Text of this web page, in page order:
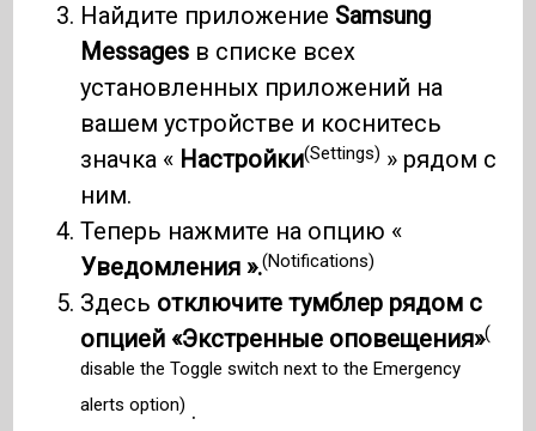
Найдите приложение Samsung
Messages в списке всех
установленных приложений на
вашем устройстве и коснитесь
значка « Настройки(Settings) » рядом с
ним.
Теперь нажмите на опцию «
Уведомления ».(Notifications)
Здесь отключите тумблер рядом с
опцией «Экстренные оповещения»(
disable the Toggle switch next to the Emergency
alerts option) .